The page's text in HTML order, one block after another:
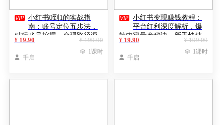
 小红书0到1的实战指
南：账号定位五步法，
对标账号挖掘，变现路径深
度解析
¥ 199.00
¥ 19.90
 千启
 1课时
 小红书变现赚钱教程：
平台红利深度解析，爆
款内容量产秘诀，新手快速
起号
¥ 199.00
¥ 19.90
 千启
 1课时